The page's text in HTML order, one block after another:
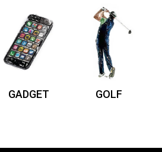
GADGET GOLF